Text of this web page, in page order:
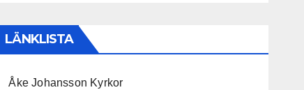
LÄNKLISTA
Åke Johansson Kyrkor